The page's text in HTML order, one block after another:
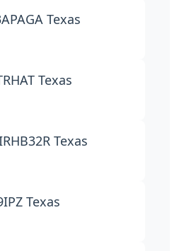
Texas
Texas
Texas
Texas